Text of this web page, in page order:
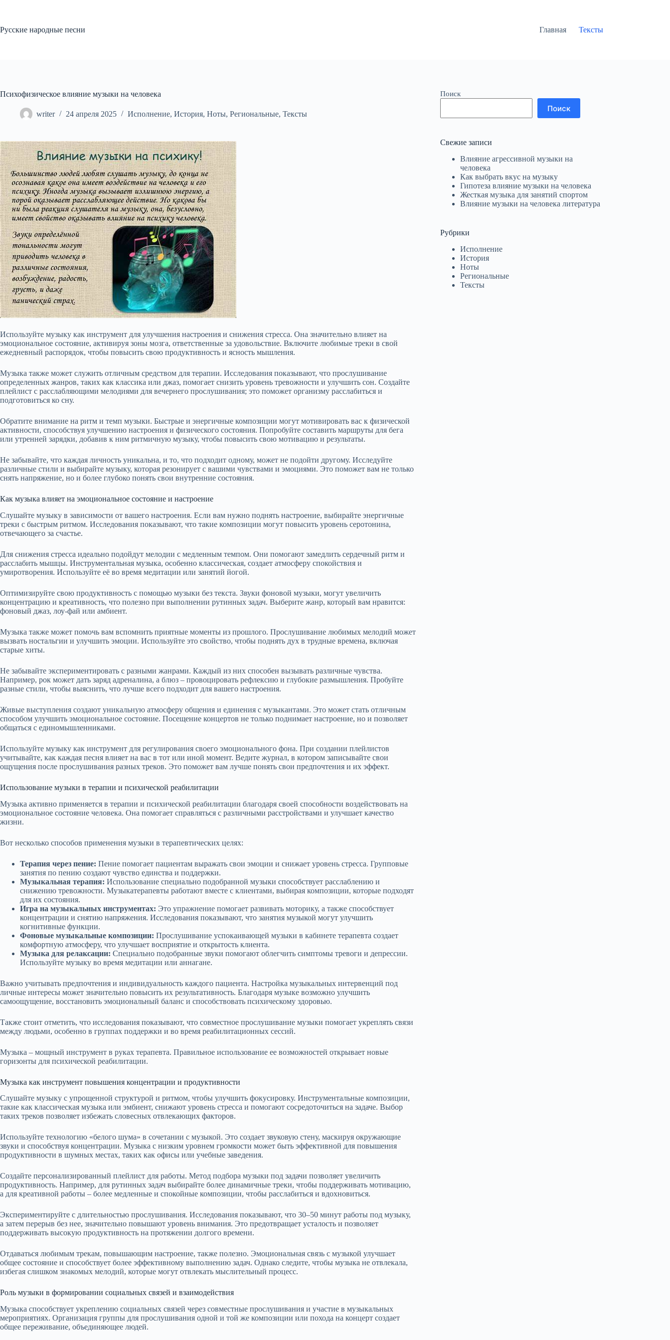
Русские народные песни
Главная Тексты
Психофизическое влияние музыки на человека
writer 24 апреля 2025 Исполнение, История, Ноты, Региональные, Тексты
Используйте музыку как инструмент для улучшения настроения и снижения стресса. Она значительно влияет на
эмоциональное состояние, активируя зоны мозга, ответственные за удовольствие. Включите любимые треки в свой
ежедневный распорядок, чтобы повысить свою продуктивность и ясность мышления.
Музыка также может служить отличным средством для терапии. Исследования показывают, что прослушивание
определенных жанров, таких как классика или джаз, помогает снизить уровень тревожности и улучшить сон. Создайте
плейлист с расслабляющими мелодиями для вечернего прослушивания; это поможет организму расслабиться и
подготовиться ко сну.
Обратите внимание на ритм и темп музыки. Быстрые и энергичные композиции могут мотивировать вас к физической
активности, способствуя улучшению настроения и физического состояния. Попробуйте составить маршруты для бега
или утренней зарядки, добавив к ним ритмичную музыку, чтобы повысить свою мотивацию и результаты.
Не забывайте, что каждая личность уникальна, и то, что подходит одному, может не подойти другому. Исследуйте
различные стили и выбирайте музыку, которая резонирует с вашими чувствами и эмоциями. Это поможет вам не только
снять напряжение, но и более глубоко понять свои внутренние состояния.
Как музыка влияет на эмоциональное состояние и настроение
Слушайте музыку в зависимости от вашего настроения. Если вам нужно поднять настроение, выбирайте энергичные
треки с быстрым ритмом. Исследования показывают, что такие композиции могут повысить уровень серотонина,
отвечающего за счастье.
Для снижения стресса идеально подойдут мелодии с медленным темпом. Они помогают замедлить сердечный ритм и
расслабить мышцы. Инструментальная музыка, особенно классическая, создает атмосферу спокойствия и
умиротворения. Используйте её во время медитации или занятий йогой.
Оптимизируйте свою продуктивность с помощью музыки без текста. Звуки фоновой музыки, могут увеличить
концентрацию и креативность, что полезно при выполнении рутинных задач. Выберите жанр, который вам нравится:
фоновый джаз, лоу-фай или амбиент.
Музыка также может помочь вам вспомнить приятные моменты из прошлого. Прослушивание любимых мелодий может
вызвать ностальгии и улучшить эмоции. Используйте это свойство, чтобы поднять дух в трудные времена, включая
старые хиты.
Не забывайте экспериментировать с разными жанрами. Каждый из них способен вызывать различные чувства.
Например, рок может дать заряд адреналина, а блюз – провоцировать рефлексию и глубокие размышления. Пробуйте
разные стили, чтобы выяснить, что лучше всего подходит для вашего настроения.
Живые выступления создают уникальную атмосферу общения и единения с музыкантами. Это может стать отличным
способом улучшить эмоциональное состояние. Посещение концертов не только поднимает настроение, но и позволяет
общаться с единомышленниками.
Используйте музыку как инструмент для регулирования своего эмоционального фона. При создании плейлистов
учитывайте, как каждая песня влияет на вас в тот или иной момент. Ведите журнал, в котором записывайте свои
ощущения после прослушивания разных треков. Это поможет вам лучше понять свои предпочтения и их эффект.
Использование музыки в терапии и психической реабилитации
Музыка активно применяется в терапии и психической реабилитации благодаря своей способности воздействовать на
эмоциональное состояние человека. Она помогает справляться с различными расстройствами и улучшает качество
жизни.
Вот несколько способов применения музыки в терапевтических целях:
Терапия через пение: Пение помогает пациентам выражать свои эмоции и снижает уровень стресса. Групповые
занятия по пению создают чувство единства и поддержки.
Музыкальная терапия: Использование специально подобранной музыки способствует расслаблению и
снижению тревожности. Музыкатерапевты работают вместе с клиентами, выбирая композиции, которые подходят
для их состояния.
Игра на музыкальных инструментах: Это упражнение помогает развивать моторику, а также способствует
концентрации и снятию напряжения. Исследования показывают, что занятия музыкой могут улучшить
когнитивные функции.
Фоновые музыкальные композиции: Прослушивание успокаивающей музыки в кабинете терапевта создает
комфортную атмосферу, что улучшает восприятие и открытость клиента.
Музыка для релаксации: Специально подобранные звуки помогают облегчить симптомы тревоги и депрессии.
Используйте музыку во время медитации или аннагане.
Важно учитывать предпочтения и индивидуальность каждого пациента. Настройка музыкальных интервенций под
личные интересы может значительно повысить их результативность. Благодаря музыке возможно улучшить
самоощущение, восстановить эмоциональный баланс и способствовать психическому здоровью.
Также стоит отметить, что исследования показывают, что совместное прослушивание музыки помогает укреплять связи
между людьми, особенно в группах поддержки и во время реабилитационных сессий.
Музыка – мощный инструмент в руках терапевта. Правильное использование ее возможностей открывает новые
горизонты для психической реабилитации.
Музыка как инструмент повышения концентрации и продуктивности
Слушайте музыку с упрощенной структурой и ритмом, чтобы улучшить фокусировку. Инструментальные композиции,
такие как классическая музыка или эмбиент, снижают уровень стресса и помогают сосредоточиться на задаче. Выбор
таких треков позволяет избежать словесных отвлекающих факторов.
Используйте технологию «белого шума» в сочетании с музыкой. Это создает звуковую стену, маскируя окружающие
звуки и способствуя концентрации. Музыка с низким уровнем громкости может быть эффективной для повышения
продуктивности в шумных местах, таких как офисы или учебные заведения.
Создайте персонализированный плейлист для работы. Метод подбора музыки под задачи позволяет увеличить
продуктивность. Например, для рутинных задач выбирайте более динамичные треки, чтобы поддерживать мотивацию,
а для креативной работы – более медленные и спокойные композиции, чтобы расслабиться и вдохновиться.
Экспериментируйте с длительностью прослушивания. Исследования показывают, что 30–50 минут работы под музыку,
а затем перерыв без нее, значительно повышают уровень внимания. Это предотвращает усталость и позволяет
поддерживать высокую продуктивность на протяжении долгого времени.
Отдаваться любимым трекам, повышающим настроение, также полезно. Эмоциональная связь с музыкой улучшает
общее состояние и способствует более эффективному выполнению задач. Однако следите, чтобы музыка не отвлекала,
избегая слишком знакомых мелодий, которые могут отвлекать мыслительный процесс.
Роль музыки в формировании социальных связей и взаимодействия
Музыка способствует укреплению социальных связей через совместные прослушивания и участие в музыкальных
мероприятиях. Организация группы для прослушивания одной и той же композиции или похода на концерт создает
общее переживание, объединяющее людей.
Поиск
Поиск
Свежие записи
Влияние агрессивной музыки на
человека
Как выбрать вкус на музыку
Гипотеза влияние музыки на человека
Жесткая музыка для занятий спортом
Влияние музыки на человека литература
Рубрики
Исполнение
История
Ноты
Региональные
Тексты